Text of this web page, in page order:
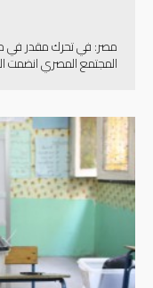
مصر: في تحرك مقدر في
المجتمع المصري انضمت